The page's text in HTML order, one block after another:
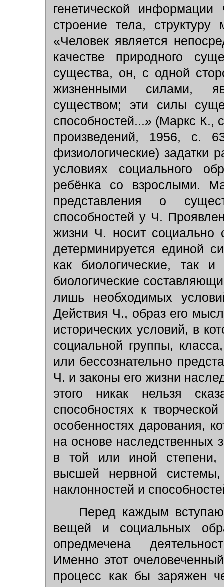
генетической информации
строение тела, структуру
«Человек является
качестве природного
существа, он, с одной
жизненными силами,
существом; эти силы
способностей...» (Маркс К.,
произведений, 1956, с.
физиологические) задатки
условиях социального
ребёнка со взрослыми.
представления о
способностей у Ч.
жизни Ч. носит социально
детерминируется единой
как биологические, так
биологические
лишь необходимых
Действия Ч., образ его
исторических условий, в
социальной группы,
или бессознательно
Ч. и законы его жизни
этого никак нельзя
способностях к
особенностях дарования,
на основе наследственных
в той или иной степени,
высшей нервной
наклонностей и
Перед каждым
вещей и социальных
опредмечена
Именно этот
процесс как бы заряжен